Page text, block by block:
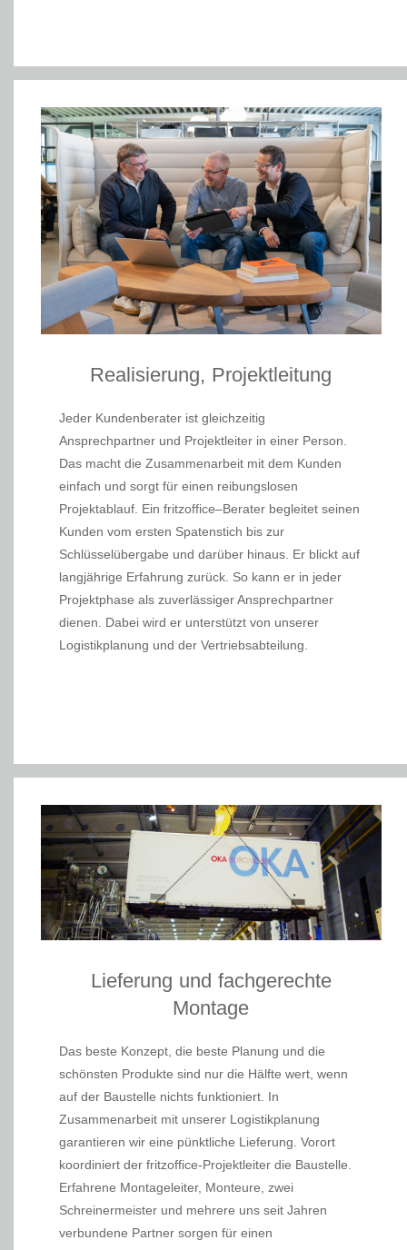
Realisierung, Projektleitung
Jeder Kundenberater ist gleichzeitig
Ansprechpartner und Projektleiter in einer Person.
Das macht die Zusammenarbeit mit dem Kunden
einfach und sorgt für einen reibungslosen
Projektablauf. Ein fritzoffice–Berater begleitet seinen
Kunden vom ersten Spatenstich bis zur
Schlüsselübergabe und darüber hinaus. Er blickt auf
langjährige Erfahrung zurück. So kann er in jeder
Projektphase als zuverlässiger Ansprechpartner
dienen. Dabei wird er unterstützt von unserer
Logistikplanung und der Vertriebsabteilung.
Lieferung und fachgerechte
Montage
Das beste Konzept, die beste Planung und die
schönsten Produkte sind nur die Hälfte wert, wenn
auf der Baustelle nichts funktioniert. In
Zusammenarbeit mit unserer Logistikplanung
garantieren wir eine pünktliche Lieferung. Vorort
koordiniert der fritzoffice-Projektleiter die Baustelle.
Erfahrene Montageleiter, Monteure, zwei
Schreinermeister und mehrere uns seit Jahren
verbundene Partner sorgen für einen